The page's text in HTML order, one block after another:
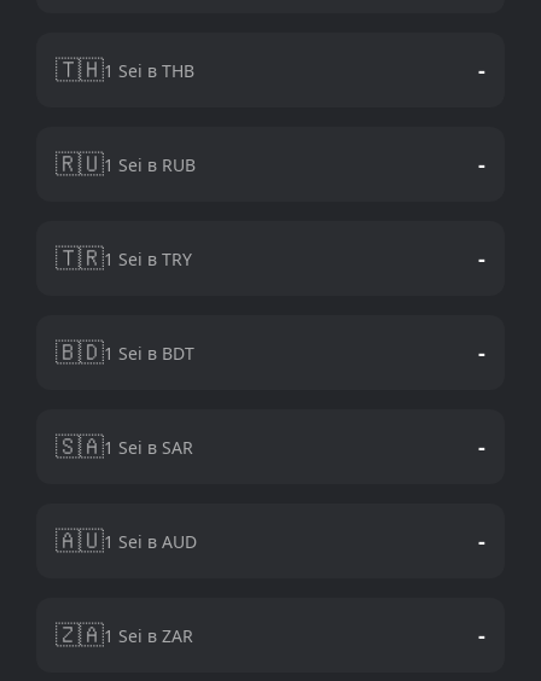
🇹🇭1 Sei в THB -
🇷🇺1 Sei в RUB -
🇹🇷1 Sei в TRY -
🇧🇩1 Sei в BDT -
🇸🇦1 Sei в SAR -
🇦🇺1 Sei в AUD -
🇿🇦1 Sei в ZAR -